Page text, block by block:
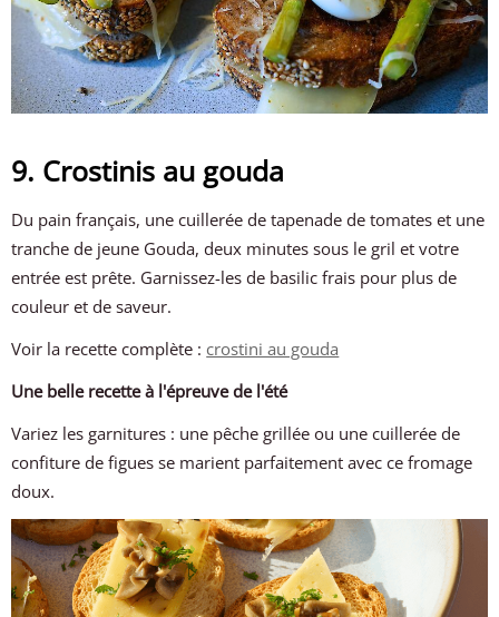
9. Crostinis au gouda
Du pain français, une cuillerée de tapenade de tomates et une
tranche de jeune Gouda, deux minutes sous le gril et votre
entrée est prête. Garnissez-les de basilic frais pour plus de
couleur et de saveur.
Voir la recette complète : crostini au gouda
Une belle recette à l'épreuve de l'été
Variez les garnitures : une pêche grillée ou une cuillerée de
confiture de figues se marient parfaitement avec ce fromage
doux.